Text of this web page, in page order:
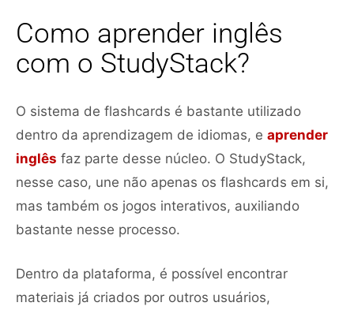
Como aprender inglês
com o StudyStack?
O sistema de flashcards é bastante utilizado
dentro da aprendizagem de idiomas, e aprender
inglês faz parte desse núcleo. O StudyStack,
nesse caso, une não apenas os flashcards em si,
mas também os jogos interativos, auxiliando
bastante nesse processo.
Dentro da plataforma, é possível encontrar
materiais já criados por outros usuários,